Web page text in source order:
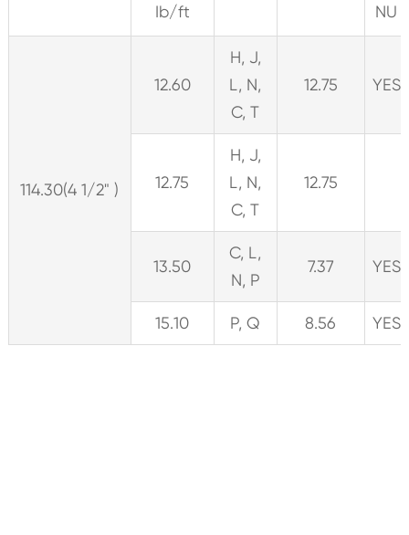
Ib/ft NU
114.30(4 1/2" )
12.60
H, J,
L, N,
C, T
12.75 YES
12.75
H, J,
L, N,
C, T
12.75
13.50
C, L,
N, P
7.37 YES
15.10 P, Q 8.56 YES